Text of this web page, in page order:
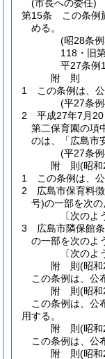
(市長への委任)
第15条
この条例
める。
(昭28条
118・旧
平27条例
附 則
1
この条例は、
(平27条
2
平成27年7月20
第二保育園の項
のは、「広島市
(平27条
附 則(昭
1
この条例は、
2
広島市保育料
号)の一部を次の
〔次のよ
3
広島市隣保館
の一部を次のよ
〔次のよ
附 則(昭
この条例は、公
附 則(昭
この条例は、公
用する。
附 則(昭
この条例は、公
附 則(昭